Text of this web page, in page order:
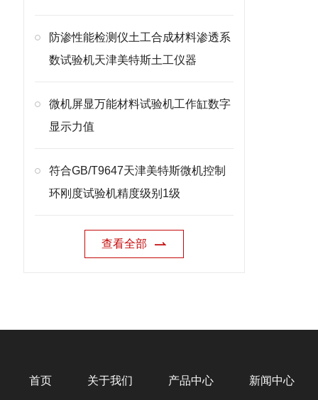
防渗性能检测仪土工合成材料渗透系
数试验机天津美特斯土工仪器
微机屏显万能材料试验机工作缸数字
显示力值
符合GB/T9647天津美特斯微机控制
环刚度试验机精度级别1级
查看全部
首页 关于我们 产品中心 新闻中心